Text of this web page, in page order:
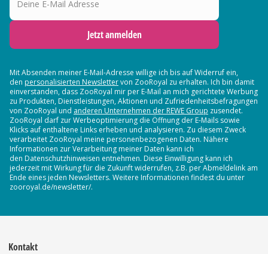
Jetzt anmelden
Mit Absenden meiner E-Mail-Adresse willige ich bis auf Widerruf ein,
den personalisierten Newslettervon ZooRoyal zu erhalten. Ich bin damit
einverstanden, dass ZooRoyal mir per E-Mail an mich gerichtete Werbung
zu Produkten, Dienstleistungen, Aktionen und Zufriedenheitsbefragungen
von ZooRoyal und anderen Unternehmen der REWE Group zusendet.
ZooRoyal darf zur Werbeoptimierung die Öffnung der E-Mails sowie
Klicks auf enthaltene Links erheben und analysieren. Zu diesem Zweck
verarbeitet ZooRoyal meine personenbezogenen Daten. Nähere
Informationen zur Verarbeitung meiner Daten kann ich
den Datenschutzhinweisen entnehmen. Diese Einwilligung kann ich
jederzeit mit Wirkung für die Zukunft widerrufen, z.B. per Abmeldelink am
Ende eines jeden Newsletters. Weitere Informationen findest du unter
zooroyal.de/newsletter/.
Kontakt